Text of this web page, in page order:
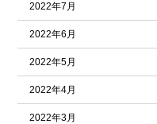
2022年7月
2022年6月
2022年5月
2022年4月
2022年3月